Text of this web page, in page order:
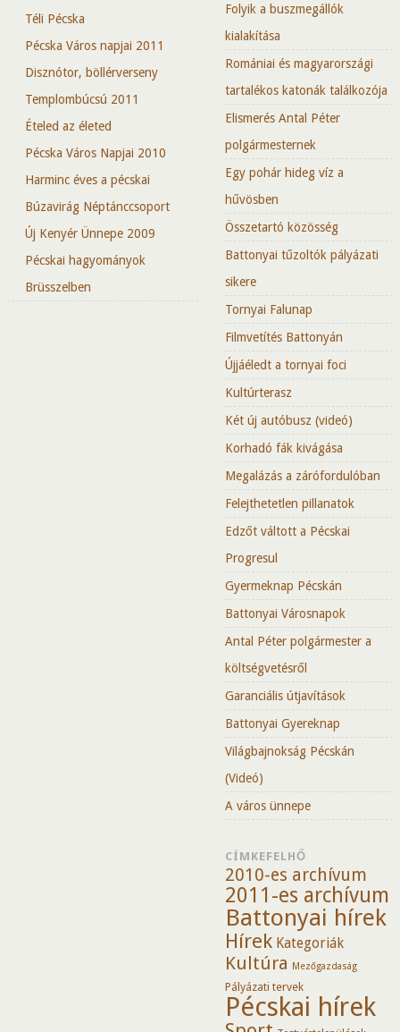
Téli Pécska
Pécska Város napjai 2011
Disznótor, böllérverseny
Templombúcsú 2011
Ételed az életed
Pécska Város Napjai 2010
Harminc éves a pécskai
Búzavirág Néptánccsoport
Új Kenyér Ünnepe 2009
Pécskai hagyományok
Brüsszelben
Folyik a buszmegállók
kialakítása
Romániai és magyarországi
tartalékos katonák találkozója
Elismerés Antal Péter
polgármesternek
Egy pohár hideg víz a
hűvösben
Összetartó közösség
Battonyai tűzoltók pályázati
sikere
Tornyai Falunap
Filmvetítés Battonyán
Újjáéledt a tornyai foci
Kultúrterasz
Két új autóbusz (videó)
Korhadó fák kivágása
Megalázás a zárófordulóban
Felejthetetlen pillanatok
Edzőt váltott a Pécskai
Progresul
Gyermeknap Pécskán
Battonyai Városnapok
Antal Péter polgármester a
költségvetésről
Garanciális útjavítások
Battonyai Gyereknap
Világbajnokság Pécskán
(Videó)
A város ünnepe
CÍMKEFELHŐ
2010-es archívum
2011-es archívum
Battonyai hírek
Hírek Kategoriák
Kultúra Mezőgazdaság
Pályázati tervek
Pécskai hírek